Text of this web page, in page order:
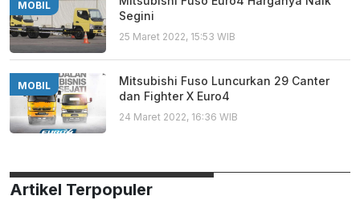
MOBIL
Segini
25 Maret 2022, 15:53 WIB
MOBIL
Mitsubishi Fuso Luncurkan 29 Canter
dan Fighter X Euro4
24 Maret 2022, 16:36 WIB
Artikel Terpopuler